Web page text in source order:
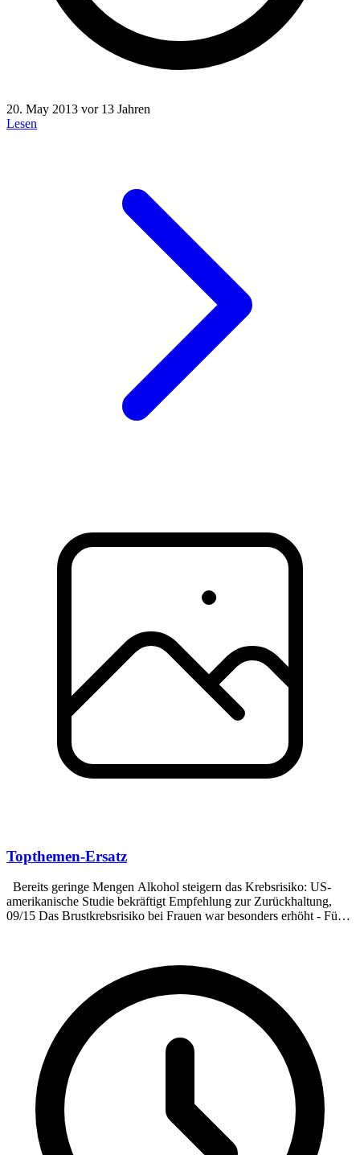
20. May 2013 vor 13 Jahren
Lesen
Topthemen-Ersatz
amerikanische Studie bekräftigt Empfehlung zur Zurückhaltung,
09/15 Das Brustkrebsrisiko bei Frauen war besonders erhöht - Für
et al. Light to moderate intake of alcohol, drinking patterns, and risk
of cancer: Results from two prospective US cohort studies. BMJ
2015;351:h4238 Prostatakrebs - Mortalität: Hormontherapie mit
Androgendeprivation kann Leben komorbider Patienten verkürzen,
23.09.2015 Möglicher Grund sind die potentiellen kardiovaskulären
Nebenwirkungen der verwendeten Medikamente D´Amico et al:
Long-term Follow-up of a Randomized Trial of Radiation With or
Without Androgen Deprivation Therapy for Localized Prostate
Cancer, JAMA 09/2015 Übergewicht: Verstecktes Fett ist
gefährlicher als ein dicker Po Individualisierte „off-label“-
Krebstherapie in Studie ohne Vorteile, 21.09.2015 Molecularly
targeted therapy based on tumour molecular profiling versus
conventional therapy for advanced cancer (SHIVA): a multicentre,